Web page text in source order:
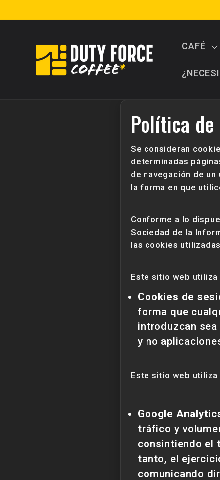
CAFÉ
Política
Se consideran
determinadas
de navegación de
la forma en que
Conforme a lo
Sociedad de la
las cookies
Este sitio web
Cookies de
forma que
introduzcan sea
y no
Este sitio web
Google
tráfico y
consintiendo el
tanto, el
comunicando